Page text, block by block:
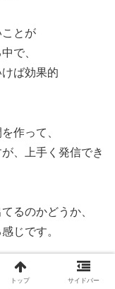
とが
で、
ば効果的
作って、
、上手く発信でき
るのかどうか、
じです。
ので、何か
トップ サイドバー